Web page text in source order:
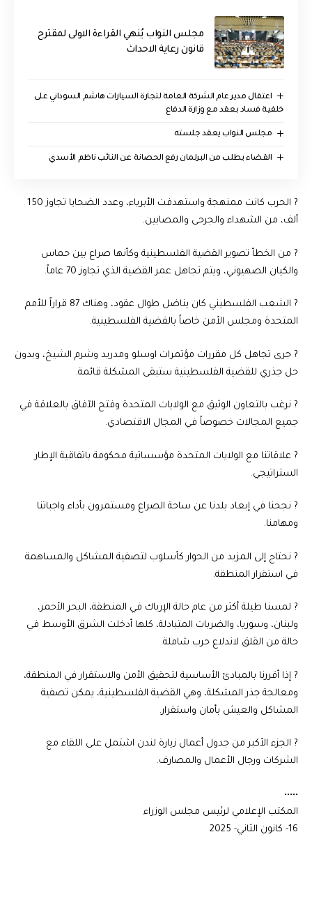
مجلس النواب يُنهي القراءة الاولى لمقترح
قانون رعاية الاحداث
اعتقال مدير عام الشركة العامة لتجارة السيارات هاشم السوداني على
خلفية فساد بعقد مع وزارة الدفاع
مجلس النواب يعقد جلسته
القضاء يطلب من البرلمان رفع الحصانة عن النائب ناظم الأسدي
? الحرب كانت ممنهجة واستهدفت الأبرياء، وعدد الضحايا تجاوز 150
ألف، من الشهداء والجرحى والمصابين.
? من الخطأ تصوير القضية الفلسطينية وكأنها صراع بين حماس
والكيان الصهيوني، ويتم تجاهل عمر القضية الذي تجاوز 70 عاماً.
? الشعب الفلسطيني كان يناضل طوال عقود، وهناك 87 قراراً للأمم
المتحدة ومجلس الأمن خاصاً بالقضية الفلسطينية.
? جرى تجاهل كل مقررات مؤتمرات اوسلو ومدريد وشرم الشيخ، وبدون
حل جذري للقضية الفلسطينية ستبقى المشكلة قائمة.
? نرغب بالتعاون الوثيق مع الولايات المتحدة وفتح الآفاق بالعلاقة في
جميع المجالات خصوصاً في المجال الاقتصادي.
? علاقاتنا مع الولايات المتحدة مؤسساتية محكومة باتفاقية الإطار
الستراتيجي.
? نجحنا في إبعاد بلدنا عن ساحة الصراع ومستمرون بأداء واجباتنا
ومهامنا.
? نحتاج إلى المزيد من الحوار كأسلوب لتصفية المشاكل والمساهمة
في استقرار المنطقة.
? لمسنا طيلة أكثر من عام حالة الإرباك في المنطقة، البحر الأحمر،
ولبنان، وسوريا، والضربات المتبادلة، كلها أدخلت الشرق الأوسط في
حالة من القلق لاندلاع حرب شاملة.
? إذا أقررنا بالمبادئ الأساسية لتحقيق الأمن والاستقرار في المنطقة،
ومعالجة جذر المشكلة، وهي القضية الفلسطينية، يمكن تصفية
المشاكل والعيش بأمان واستقرار.
? الجزء الأكبر من جدول أعمال زيارة لندن اشتمل على اللقاء مع
الشركات ورجال الأعمال والمصارف.
•••••
المكتب الإعلامي لرئيس مجلس الوزراء
16- كانون الثاني- 2025